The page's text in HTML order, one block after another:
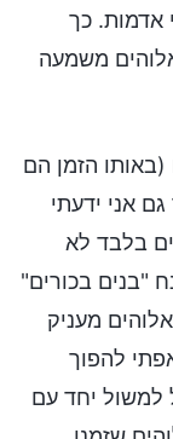
אדמות. כך
משמעה
(באותו הזמן הם
אני ידעתי
בלבד לא
"בנים בכורים"
מעניק
להפוך
למשול יחד עם